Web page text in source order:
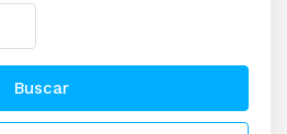
Buscar